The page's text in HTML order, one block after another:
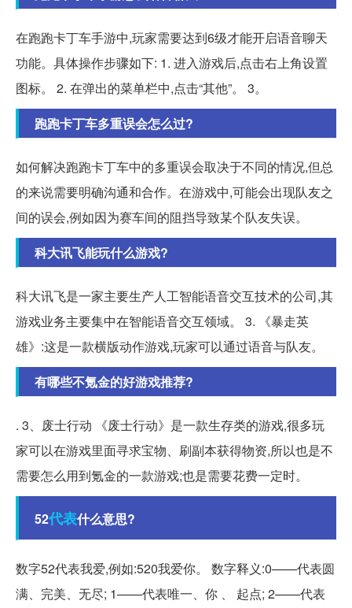
在跑跑卡丁车手游中,玩家需要达到6级才能开启语音聊天
功能。具体操作步骤如下: 1. 进入游戏后,点击右上角设置
图标。 2. 在弹出的菜单栏中,点击“其他”。 3。
跑跑卡丁车多重误会怎么过?
如何解决跑跑卡丁车中的多重误会取决于不同的情况,但总
的来说需要明确沟通和合作。在游戏中,可能会出现队友之
间的误会,例如因为赛车间的阻挡导致某个队友失误。
科大讯飞能玩什么游戏?
科大讯飞是一家主要生产人工智能语音交互技术的公司,其
游戏业务主要集中在智能语音交互领域。 3. 《暴走英
雄》:这是一款横版动作游戏,玩家可以通过语音与队友。
有哪些不氪金的好游戏推荐?
. 3、废士行动 《废士行动》是一款生存类的游戏,很多玩
家可以在游戏里面寻求宝物、刷副本获得物资,所以也是不
需要怎么用到氪金的一款游戏;也是需要花费一定时。
52代表什么意思?
数字52代表我爱,例如:520我爱你。 数字释义:0——代表圆
满、完美、无尽; 1——代表唯一、你 、 起点; 2——代表